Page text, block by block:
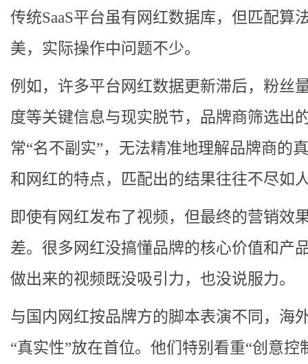
传统SaaS平台虽有网红数据库，但匹配算
美，实际操作中问题不少。
例如，许多平台网红数据更新滞后，粉丝
度等关键信息与现实脱节，品牌商筛选出
常“名不副实”，无法精准地理解品牌商的
和网红的特点，匹配出的结果往往不尽如
即使有网红发布了视频，但最终的营销效
差。很多网红没搞懂品牌的核心价值和产
做出来的视频既没吸引力，也没说服力。
与国内网红按品牌方的脚本表演不同，海
“真实性”放在首位。他们特别看重“创意控